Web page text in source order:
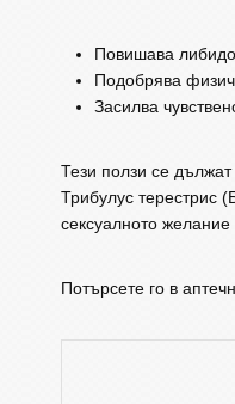
Повишава
Подобрява
Засилва
Тези ползи се
Трибулус терестрис
сексуалното
Потърсете го в